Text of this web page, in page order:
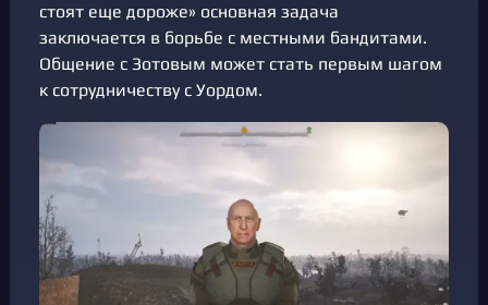
стоят еще дороже» основная задача
заключается в борьбе с местными бандитами.
Общение с Зотовым может стать первым шагом
к сотрудничеству с Уордом.